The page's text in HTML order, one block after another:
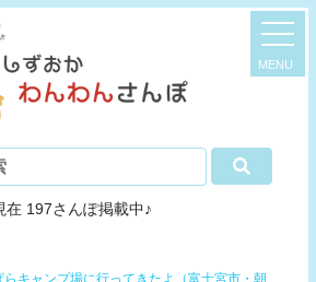
在 197さんぽ掲載中♪
キャンプ場に行ってきたよ（富士宮市・朝